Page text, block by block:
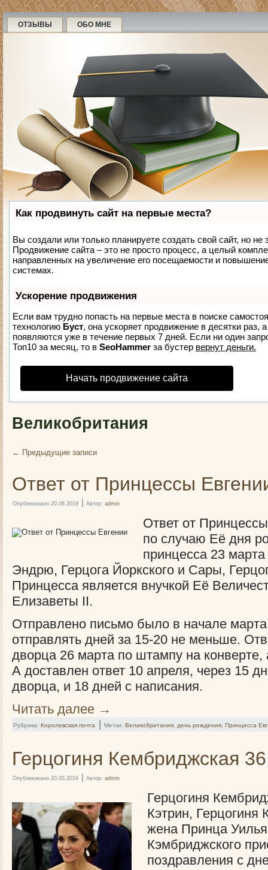
ОТЗЫВЫ ОБО МНЕ
Как продвинуть сайт на первые места?
Вы создали или только планируете создать свой сайт, но не
Продвижение сайта – это не просто процесс, а целый
направленных на увеличение его посещаемости и
системах.
Ускорение продвижения
Если вам трудно попасть на первые места в поиске
технологию Буст, она ускоряет продвижение в десятки раз,
появляются уже в течение первых 7 дней. Если ни один
Топ10 за месяц, то в SeoHammer за бустер вернут деньги.
Начать продвижение сайта
Великобритания
← Предыдущие записи
Ответ от Принцессы
Опубликовано 20.06.2019 | Автор: admin
Ответ от
по случаю Её дня
принцесса 23
Эндрю, Герцога Йоркского и Сары,
Принцесса является внучкой Её
Елизаветы II.
Отправлено письмо было в начале
отправлять дней за 15-20 не меньше.
дворца 26 марта по штампу на конверте,
А доставлен ответ 10 апреля, через 15
дворца, и 18 дней с написания.
Читать далее →
Рубрика: Королевская почта | Метки: Великобритания день рождения Принцесса
Герцогиня Кембриджская
Опубликовано 20.05.2019 | Автор: admin
Герцогиня
Кэтрин,
жена Принца
Кэмбриджского
поздравления с